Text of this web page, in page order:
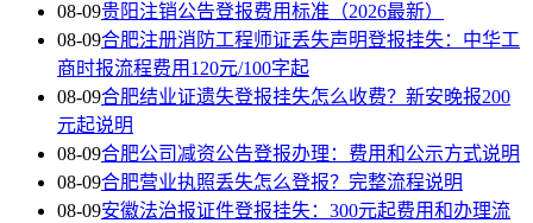
08-09贵阳注销公告登报费用标准（2026最新）
08-09合肥注册消防工程师证丢失声明登报挂失：中华工
商时报流程费用120元/100字起
08-09合肥结业证遗失登报挂失怎么收费？新安晚报200
元起说明
08-09合肥公司减资公告登报办理：费用和公示方式说明
08-09合肥营业执照丢失怎么登报？完整流程说明
08-09安徽法治报证件登报挂失：300元起费用和办理流